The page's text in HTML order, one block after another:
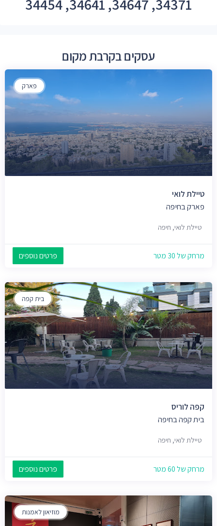
34371, 34647, 34641, 34454
עסקים בקרבת מקום
פארק
טיילת לואי
פארק בחיפה
טיילת לואי, חיפה
מרחק של 30 מטר פרטים נוספים
בית קפה
קפה לוריס
בית קפה בחיפה
טיילת לואי, חיפה
מרחק של 60 מטר פרטים נוספים
מוזיאון לאמנות